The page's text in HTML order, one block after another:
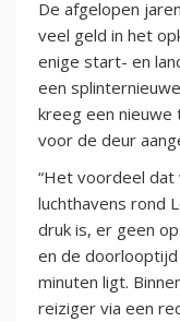
De afgelopen
veel geld in het
enige start- en
een
kreeg een
voor de deur
“Het voordeel dat
luchthavens rond
druk is, er geen
en de
minuten ligt.
reiziger via een